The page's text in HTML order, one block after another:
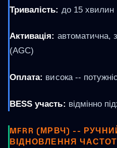
Тривалість: до 15 хвилин
Активація: автоматична,
(AGC)
Оплата: висока --
BESS участь: відмінно
MFRR (МРВЧ) --
ВІДНОВЛЕННЯ